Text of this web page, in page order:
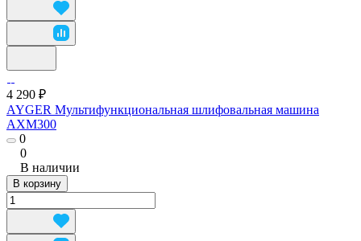
4 290 ₽
AYGER Мультифункциональная шлифовальная машина
AXM300
0
0
В наличии
В корзину